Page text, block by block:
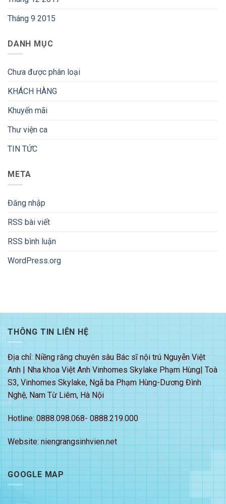
Tháng 9 2015
DANH MỤC
Chưa được phân loại
KHÁCH HÀNG
Khuyến mãi
Thư viện ca
TIN TỨC
META
Đăng nhập
RSS bài viết
RSS bình luận
WordPress.org
THÔNG TIN LIÊN HỆ
Địa chỉ: Niềng răng chuyên sâu Bác sĩ nội trú Nguyễn Việt
Anh | Nha khoa Việt Anh Vinhomes Skylake Phạm Hùng| Toà
S3, Vinhomes Skylake, Ngã ba Phạm Hùng-Dương Đình
Nghệ, Nam Từ Liêm, Hà Nội
Hotline: 0888.098.068- 0888.219.000
Website: niengrangsinhvien.net
GOOGLE MAP